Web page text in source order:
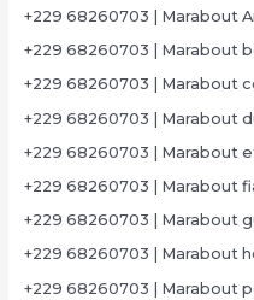
+229 68260703 | Marabout
+229 68260703 | Marabout
+229 68260703 | Marabout
+229 68260703 | Marabout
+229 68260703 | Marabout
+229 68260703 | Marabout
+229 68260703 | Marabout
+229 68260703 | Marabout
+229 68260703 | Marabout